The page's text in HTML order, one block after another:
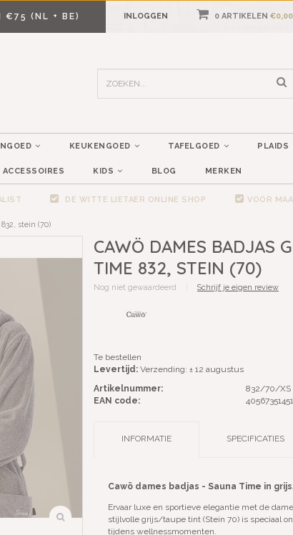
€75 (NL + BE) INLOGGEN 0 ARTIKELEN €0,00
KEUKENGOED TAFELGOED PLAIDS
ACCESSOIRES KIDS BLOG MERKEN
DE WITTE LIETAER ONLINE SHOP VOOR
stein (70)
CAWÖ DAMES BADJAS
TIME 832, STEIN (70)
Nog niet gewaardeerd Schrijf je eigen review
Te bestellen
Levertijd: Verzending: ± 12 augustus
Artikelnummer:
832/70/XS
EAN code:
INFORMATIE SPECIFICATIES
Cawö dames badjas - Sauna Time in
Ervaar luxe en sportieve elegantie met de
stijlvolle grijs/taupe tint (Stein 70) is speciaal
tijdens wellnessmomenten.